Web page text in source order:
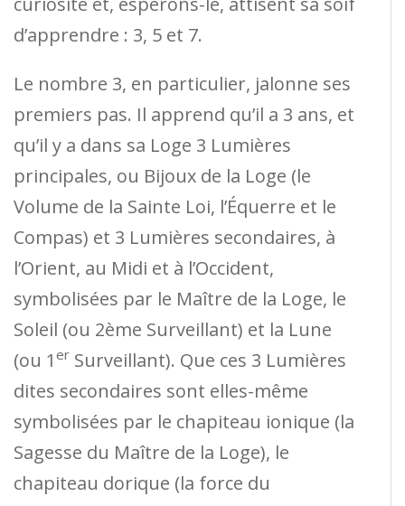
d’apprendre : 3, 5 et 7.
Le nombre 3, en particulier, jalonne ses
premiers pas. Il apprend qu’il a 3 ans, et
qu’il y a dans sa Loge 3 Lumières
principales, ou Bijoux de la Loge (le
Volume de la Sainte Loi, l’Équerre et le
Compas) et 3 Lumières secondaires, à
l’Orient, au Midi et à l’Occident,
symbolisées par le Maître de la Loge, le
Soleil (ou 2ème Surveillant) et la Lune
(ou 1 er Surveillant). Que ces 3 Lumières
dites secondaires sont elles-même
symbolisées par le chapiteau ionique (la
Sagesse du Maître de la Loge), le
chapiteau dorique (la force du